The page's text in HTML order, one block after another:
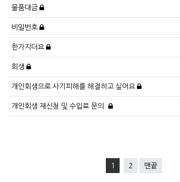
물품대금
비밀번호
한가지더요
회생
개인회생으로 사기피해를 해결하고 싶어요
개인회생 재신청 및 수입료 문의.
1 2 맨끝